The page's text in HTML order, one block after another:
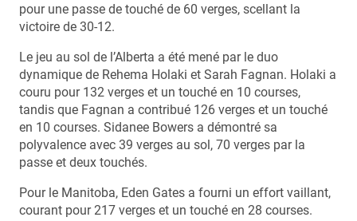
pour une passe de touché de 60 verges, scellant la
victoire de 30-12.
Le jeu au sol de l’Alberta a été mené par le duo
dynamique de Rehema Holaki et Sarah Fagnan. Holaki a
couru pour 132 verges et un touché en 10 courses,
tandis que Fagnan a contribué 126 verges et un touché
en 10 courses. Sidanee Bowers a démontré sa
polyvalence avec 39 verges au sol, 70 verges par la
passe et deux touchés.
Pour le Manitoba, Eden Gates a fourni un effort vaillant,
courant pour 217 verges et un touché en 28 courses.